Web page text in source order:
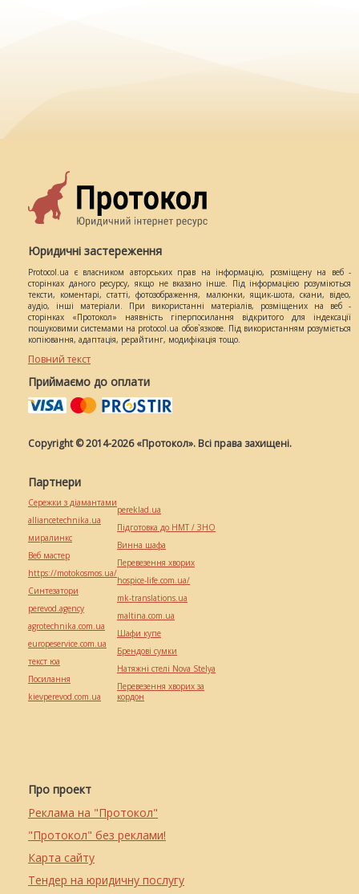
Юридичні застереження
Protocol.ua є власником авторських прав на інформацію, розміщену на веб -
сторінках даного ресурсу, якщо не вказано інше. Під інформацією розуміються
тексти, коментарі, статті, фотозображення, малюнки, ящик-шота, скани, відео,
аудіо, інші матеріали. При використанні матеріалів, розміщених на веб -
сторінках «Протокол» наявність гіперпосилання відкритого для індексації
пошуковими системами на protocol.ua обов`язкове. Під використанням розуміється
копіювання, адаптація, рерайтинг, модифікація тощо.
Повний текст
Приймаємо до оплати
Copyright © 2014-2026 «Протокол». Всі права захищені.
Про проект
Реклама на "Протокол"
"Протокол" без реклами!
Карта сайту
Тендер на юридичну послугу
Партнери
Сережки з діамантами
alliancetechnika.ua
миралинкс
Веб мастер
https://motokosmos.ua/
Синтезатори
perevod.agency
agrotechnika.com.ua
europeservice.com.ua
текст юа
Посилання
kievperevod.com.ua
pereklad.ua
Підготовка до НМТ / ЗНО
Винна шафа
Перевезення хворих
hospice-life.com.ua/
mk-translations.ua
maltina.com.ua
Шафи купе
Брендові сумки
Натяжні стелі Nova Stelya
Перевезення хворих за
кордон